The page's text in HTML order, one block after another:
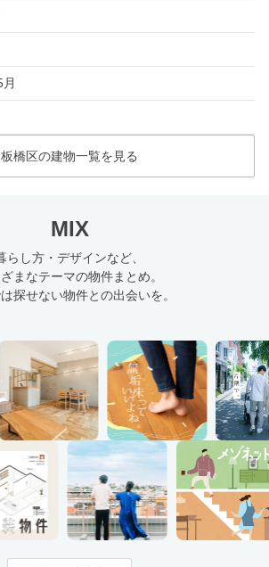
板橋区の建物一覧を見る
MIX
らし方・デザインなど、
まなテーマの物件まとめ。
探せない物件との出会いを。